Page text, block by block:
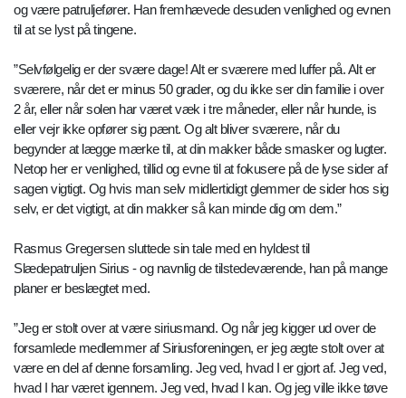
og være patruljefører. Han fremhævede desuden venlighed og evnen
til at se lyst på tingene.
”Selvfølgelig er der svære dage! Alt er sværere med luffer på. Alt er
sværere, når det er minus 50 grader, og du ikke ser din familie i over
2 år, eller når solen har været væk i tre måneder, eller når hunde, is
eller vejr ikke opfører sig pænt. Og alt bliver sværere, når du
begynder at lægge mærke til, at din makker både smasker og lugter.
Netop her er venlighed, tillid og evne til at fokusere på de lyse sider af
sagen vigtigt. Og hvis man selv midlertidigt glemmer de sider hos sig
selv, er det vigtigt, at din makker så kan minde dig om dem.”
Rasmus Gregersen sluttede sin tale med en hyldest til
Slædepatruljen Sirius - og navnlig de tilstedeværende, han på mange
planer er beslægtet med.
”Jeg er stolt over at være siriusmand. Og når jeg kigger ud over de
forsamlede medlemmer af Siriusforeningen, er jeg ægte stolt over at
være en del af denne forsamling. Jeg ved, hvad I er gjort af. Jeg ved,
hvad I har været igennem. Jeg ved, hvad I kan. Og jeg ville ikke tøve